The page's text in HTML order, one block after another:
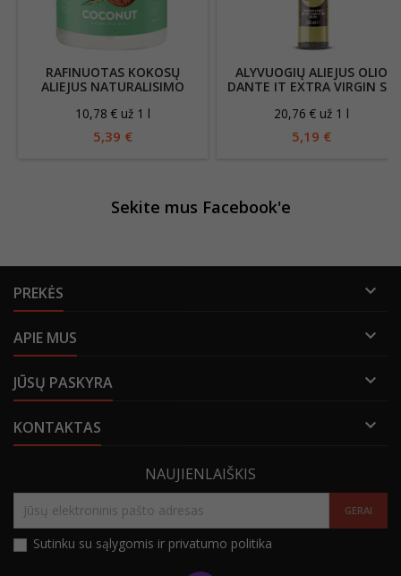
RAFINUOTAS KOKOSŲ
ALIEJUS NATURALISIMO
10,78 € už 1 l
5,39 €
ALYVUOGIŲ ALIEJUS OLIO
DANTE IT EXTRA VIRGIN SU
250ML
20,76 € už 1 l
5,19 €
Sekite mus Facebook'e
PREKĖS 
APIE MUS 
JŪSŲ PASKYRA 
KONTAKTAS 
NAUJIENLAIŠKIS
Sutinku su sąlygomis ir privatumo politika